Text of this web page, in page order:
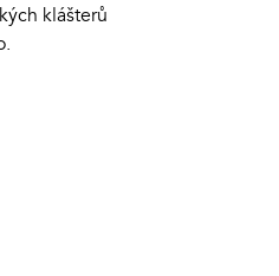
klášterů